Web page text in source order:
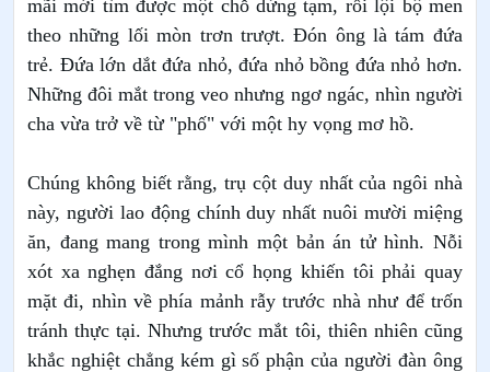
mãi mới tìm được một chỗ dừng tạm, rồi lội bộ men
theo những lối mòn trơn trượt. Đón ông là tám đứa
trẻ. Đứa lớn dắt đứa nhỏ, đứa nhỏ bồng đứa nhỏ hơn.
Những đôi mắt trong veo nhưng ngơ ngác, nhìn người
cha vừa trở về từ "phố" với một hy vọng mơ hồ.
Chúng không biết rằng, trụ cột duy nhất của ngôi nhà
này, người lao động chính duy nhất nuôi mười miệng
ăn, đang mang trong mình một bản án tử hình. Nỗi
xót xa nghẹn đắng nơi cổ họng khiến tôi phải quay
mặt đi, nhìn về phía mảnh rẫy trước nhà như để trốn
tránh thực tại. Nhưng trước mắt tôi, thiên nhiên cũng
khắc nghiệt chẳng kém gì số phận của người đàn ông